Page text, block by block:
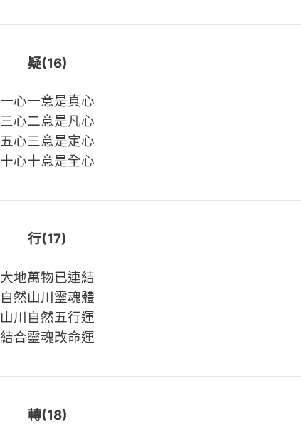
疑(16)
一心一意是真心
三心二意是凡心
五心三意是定心
十心十意是全心
行(17)
大地萬物已連結
自然山川靈魂體
山川自然五行運
結合靈魂改命運
轉(18)